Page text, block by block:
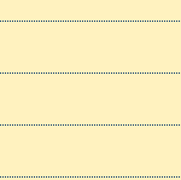
会
2
っ
間